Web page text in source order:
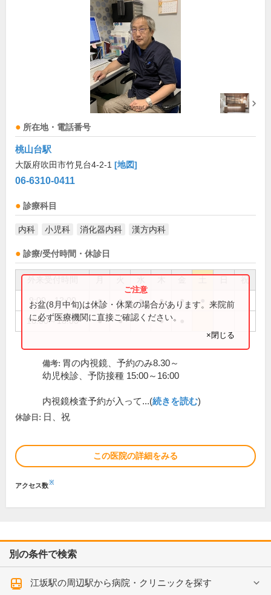
所在地・電話番号
桃山台駅
大阪府吹田市竹見台4-2-1 [地図]
06-6310-0411
診療科目
内科 小児科 消化器内科 漢方内科
診療/受付時間・休診日
祝
9:00～12:00 ● ● ● ● ●
16:00～18:00 ● ● ●
お盆(8月中旬)は休診・休業の場合があります。来院前
に必ず医療機関に直接ご確認ください。
×閉じる
備考: 胃の内視鏡、予約のみ8.30～
幼児検診、予防接種 15:00～16:00
内視鏡検査予約が入って...(続きを読む)
休診日: 日、祝
この医院の詳細をみる
アクセス数※
別の条件で検索
江坂駅の周辺駅から病院・クリニックを探す